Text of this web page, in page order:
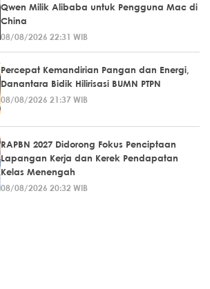
Qwen Milik Alibaba untuk Pengguna Mac di
China
08/08/2026 22:31 WIB
Percepat Kemandirian Pangan dan Energi,
Danantara Bidik Hilirisasi BUMN PTPN
08/08/2026 21:37 WIB
RAPBN 2027 Didorong Fokus Penciptaan
Lapangan Kerja dan Kerek Pendapatan
Kelas Menengah
08/08/2026 20:32 WIB